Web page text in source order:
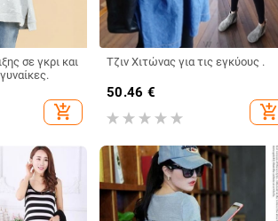
σε γκρι και
add_shopping_cart
Τζιν Χιτώνας για τις εγκύους .
50.46 €
add_shopping_cart